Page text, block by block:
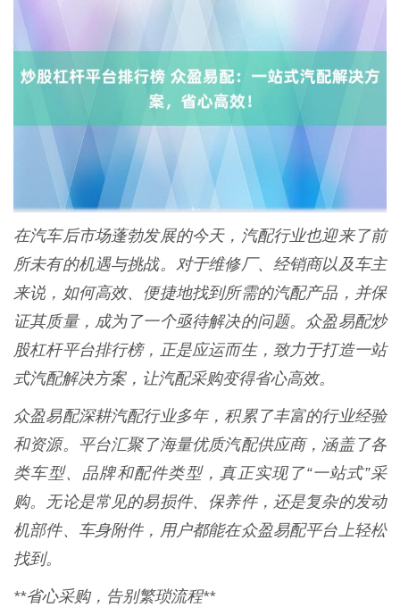
在汽车后市场蓬勃发展的今天，汽配行业也迎来了前
所未有的机遇与挑战。对于维修厂、经销商以及车主
来说，如何高效、便捷地找到所需的汽配产品，并保
证其质量，成为了一个亟待解决的问题。众盈易配炒
股杠杆平台排行榜，正是应运而生，致力于打造一站
式汽配解决方案，让汽配采购变得省心高效。
众盈易配深耕汽配行业多年，积累了丰富的行业经验
和资源。平台汇聚了海量优质汽配供应商，涵盖了各
类车型、品牌和配件类型，真正实现了“一站式”采
购。无论是常见的易损件、保养件，还是复杂的发动
机部件、车身附件，用户都能在众盈易配平台上轻松
找到。
**省心采购，告别繁琐流程**